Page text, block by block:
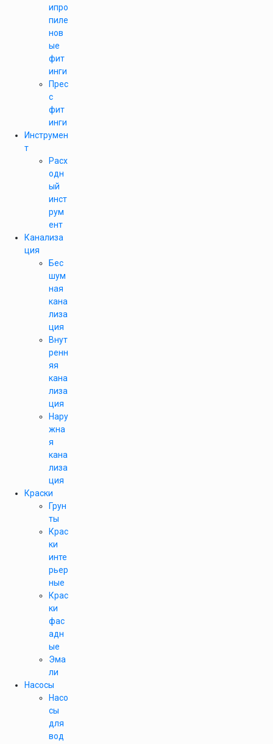
ипро
пиле
нов
ые
фит
инги
Прес
с
фит
инги
Инструмен
т
Расх
одн
ый
инст
рум
ент
Канализа
ция
Бес
шум
ная
кана
лиза
ция
Внут
ренн
яя
кана
лиза
ция
Нару
жна
я
кана
лиза
ция
Краски
Грун
ты
Крас
ки
инте
рьер
ные
Крас
ки
фас
адн
ые
Эма
ли
Насосы
Насо
сы
для
вод